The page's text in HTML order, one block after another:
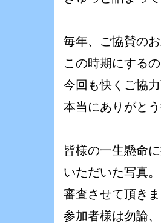
毎年、ご協賛の
この時期にするの
今回も快くご協力
本当にありがと
皆様の一生懸命
いただいた写真
審査させて頂きま
参加者様は勿論